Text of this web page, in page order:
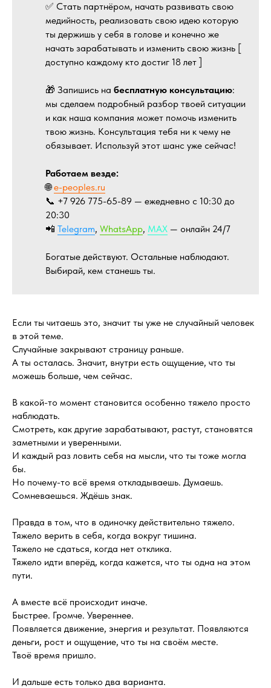
✅ Стать партнёром, начать развивать свою
медийность, реализовать свою идею которую
ты держишь у себя в голове и конечно же
начать зарабатывать и изменить свою жизнь [
доступно каждому кто достиг 18 лет ]
🎁 Запишись на бесплатную консультацию:
мы сделаем подробный разбор твоей ситуации
и как наша компания может помочь изменить
твою жизнь. Консультация тебя ни к чему не
обязывает. Используй этот шанс уже сейчас!
Работаем везде:
🌐e-peoples.ru
📞 +7 926 775-65-89 — ежедневно с 10:30 до
20:30
📲 Telegram, WhatsApp, MAX — онлайн 24/7
Богатые действуют. Остальные наблюдают.
Выбирай, кем станешь ты.
Если ты читаешь это, значит ты уже не случайный человек
в этой теме.
Случайные закрывают страницу раньше.
А ты осталась. Значит, внутри есть ощущение, что ты
можешь больше, чем сейчас.
В какой-то момент становится особенно тяжело просто
наблюдать.
Смотреть, как другие зарабатывают, растут, становятся
заметными и уверенными.
И каждый раз ловить себя на мысли, что ты тоже могла
бы.
Но почему-то всё время откладываешь. Думаешь.
Сомневаешься. Ждёшь знак.
Правда в том, что в одиночку действительно тяжело.
Тяжело верить в себя, когда вокруг тишина.
Тяжело не сдаться, когда нет отклика.
Тяжело идти вперёд, когда кажется, что ты одна на этом
пути.
А вместе всё происходит иначе.
Быстрее. Громче. Увереннее.
Появляется движение, энергия и результат. Появляются
деньги, рост и ощущение, что ты на своём месте.
Твоё время пришло.
И дальше есть только два варианта.